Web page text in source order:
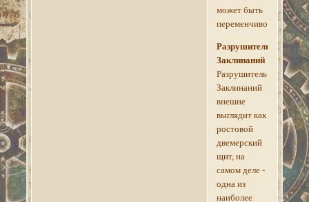
может быть
переменчиво.
Разрушитель
Заклинаний
Разрушитель
Заклинаний
внешне
выглядит как
ростовой
двемерский
щит, на
самом деле -
одна из
наиболее